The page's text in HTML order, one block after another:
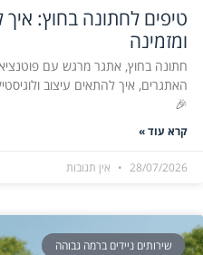
טיפים לחתונה בחוץ:
ומזמינה
חתונה בחוץ, אתגר מרגש עם
האתגרים, איך להתאים עיצוב
🎉
קרא עוד »
28/07/2026 אין תגובות
שירותים ניידים ברמה גבוהה